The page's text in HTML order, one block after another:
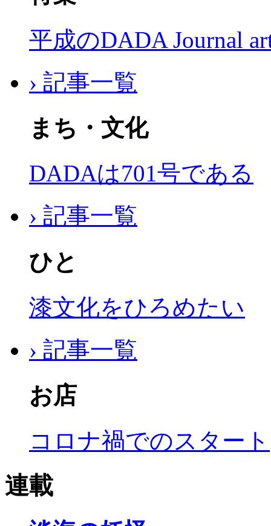
平成のDADA Journal
› 記事一覧
まち・文化
DADAは701号である
› 記事一覧
ひと
漆文化をひろめたい
› 記事一覧
お店
コロナ禍でのスタート
連載